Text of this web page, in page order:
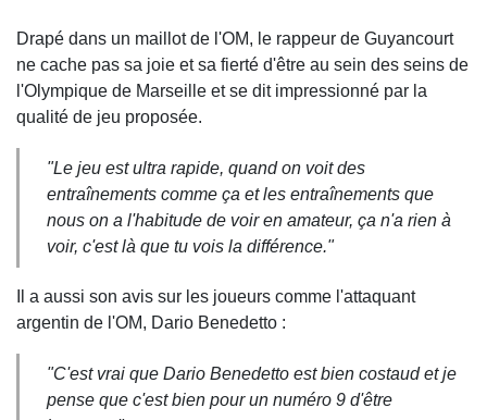
Drapé dans un maillot de l'OM, le rappeur de Guyancourt
ne cache pas sa joie et sa fierté d'être au sein des seins de
l'Olympique de Marseille et se dit impressionné par la
qualité de jeu proposée.
"Le jeu est ultra rapide, quand on voit des
entraînements comme ça et les entraînements que
nous on a l'habitude de voir en amateur, ça n'a rien à
voir, c'est là que tu vois la différence."
Il a aussi son avis sur les joueurs comme l'attaquant
argentin de l'OM, Dario Benedetto :
"C'est vrai que Dario Benedetto est bien costaud et je
pense que c'est bien pour un numéro 9 d'être